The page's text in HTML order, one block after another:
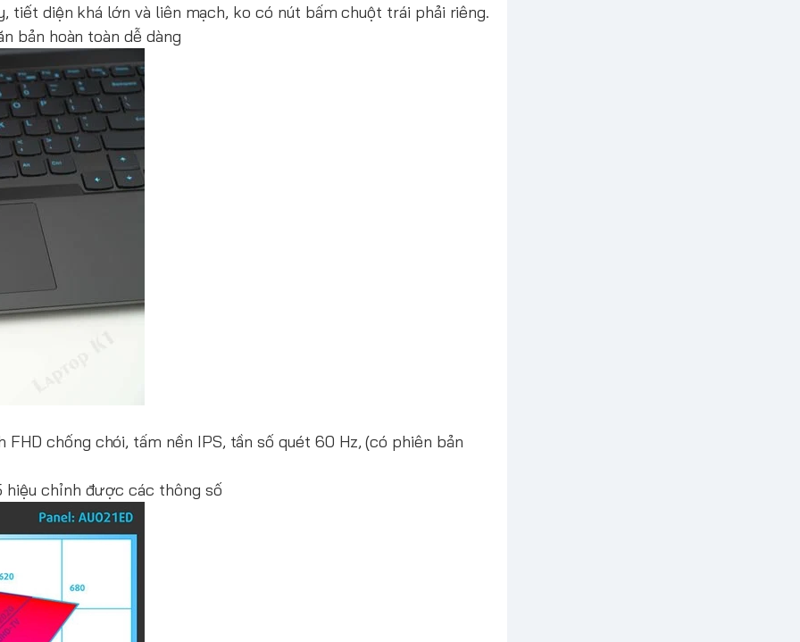
tiết diện khá lớn và liên mạch, ko có nút bấm chuột trái phải riêng.
bản hoàn toàn dễ dàng
chống chói, tấm nền IPS, tần số quét 60 Hz, (có phiên bản
hiệu chỉnh được các thông số